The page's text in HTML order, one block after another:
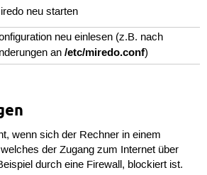
neu starten
neu einlesen (z.B. nach
an/etc/miredo.conf)
wenn sich der Rechner in einem
der Zugang zum Internet über
durch eine Firewall, blockiert ist.